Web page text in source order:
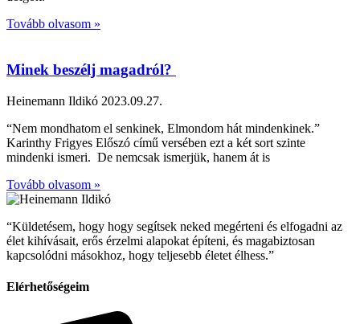
Tovább olvasom »
Minek beszélj magadról?
Heinemann Ildikó 2023.09.27.
“Nem mondhatom el senkinek, Elmondom hát mindenkinek.”
Karinthy Frigyes Előszó című versében ezt a két sort szinte
mindenki ismeri. De nemcsak ismerjük, hanem át is
Tovább olvasom »
“Küldetésem, hogy hogy segítsek neked megérteni és elfogadni az
élet kihívásait, erős érzelmi alapokat építeni, és magabiztosan
kapcsolódni másokhoz, hogy teljesebb életet élhess.”
Elérhetőségeim